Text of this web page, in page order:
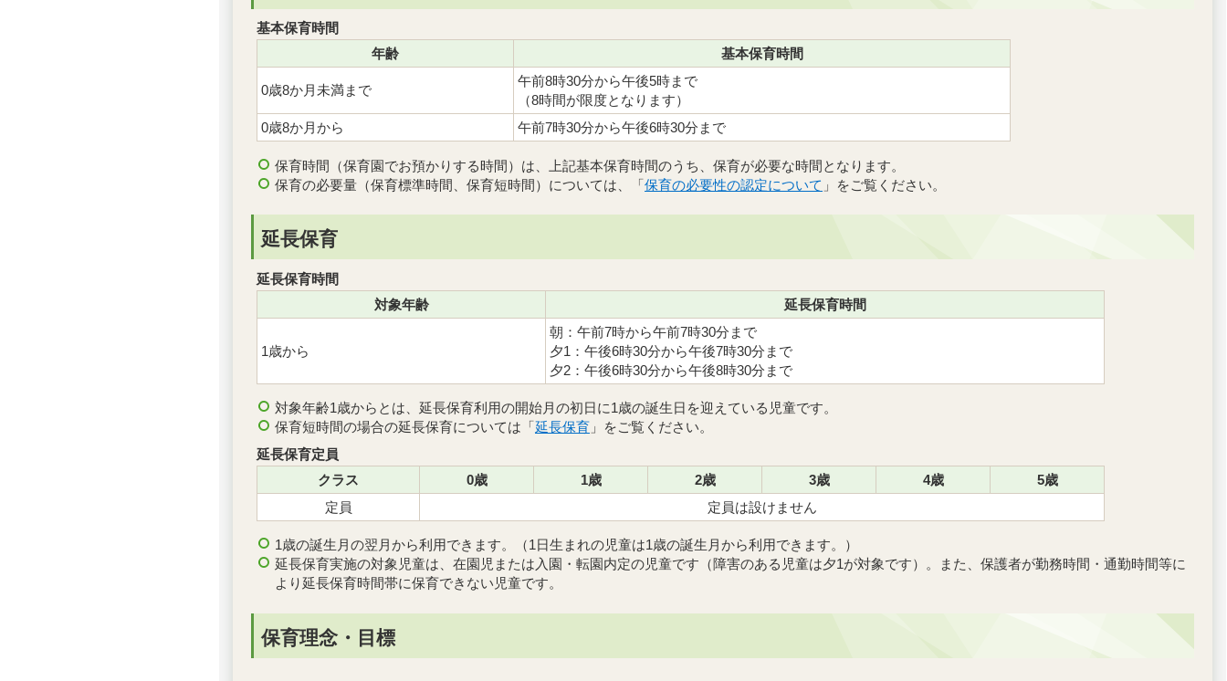
基本保育時間
年齢
基本保育時間
0歳8か月未満まで
午前8時30分から午後5時まで
（8時間が限度となります）
0歳8か月から
午前7時30分から午後6時30分まで
保育時間（保育園でお預かりする時間）は、上記基本保育時間のうち、保育が必要な時間となります。
保育の必要量（保育標準時間、保育短時間）については、「保育の必要性の認定について 」をご覧ください。
延長保育
延長保育時間
対象年齢
延長保育時間
1歳から
朝：午前7時から午前7時30分まで
夕1：午後6時30分から午後7時30分まで
夕2：午後6時30分から午後8時30分まで
対象年齢1歳からとは、延長保育利用の開始月の初日に1歳の誕生日を迎えている児童です。
保育短時間の場合の延長保育については「延長保育 」をご覧ください。
延長保育定員
クラス
0歳 1歳 2歳 3歳 4歳
5歳
定員
定員は設けません
1歳の誕生月の翌月から利用できます。（1日生まれの児童は1歳の誕生月から利用できます。）
延長保育実施の対象児童は、在園児または入園・転園内定の児童です（障害のある児童は夕1が対象です）。また、保護者が勤務時間・通勤時間等に
より延長保育時間帯に保育できない児童です。
保育理念・目標